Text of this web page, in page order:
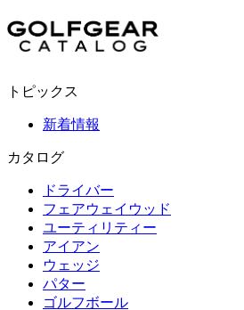
トピックス
新着情報
カタログ
ドライバー
フェアウェイウッド
ユーティリティー
アイアン
ウェッジ
パター
ゴルフボール